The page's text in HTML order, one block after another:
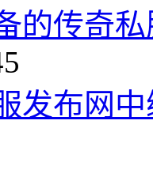
的传奇
发布网